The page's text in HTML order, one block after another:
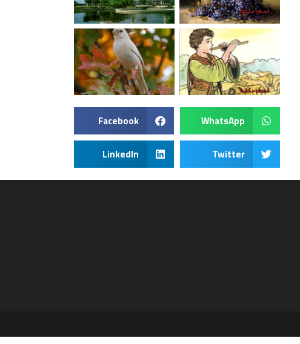
WhatsApp
Facebook
Twitter
LinkedIn